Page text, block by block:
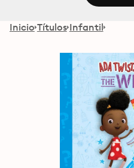
Inicio Títulos Infantil